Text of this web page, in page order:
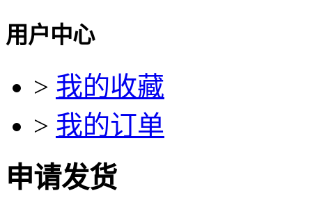
用户中心
> 我的收藏
> 我的订单
申请发货